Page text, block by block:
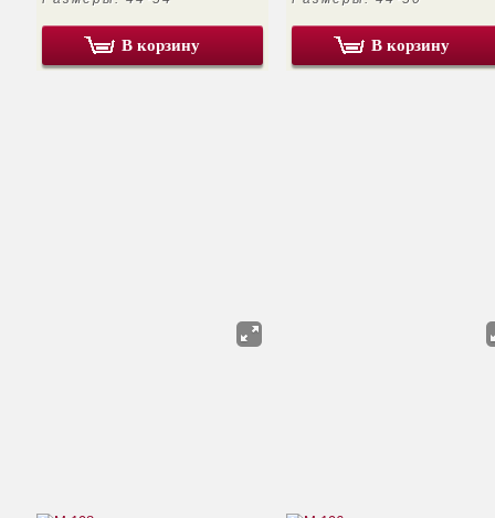
В корзину В корзину